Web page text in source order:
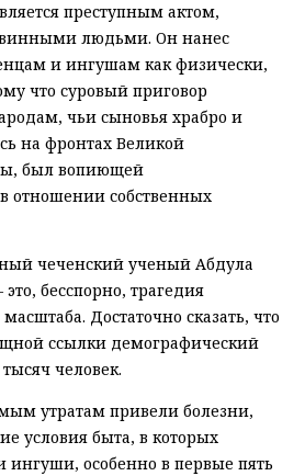
преступным актом,
людьми. Он нанес
и ингушам как физически,
что суровый приговор
чьи сыновья храбро и
на фронтах Великой
был вопиющей
отношении собственных
чеченский ученый Абдула
бесспорно, трагедия
Достаточно сказать, что
ссылки демографический
человек.
утратам привели болезни,
условия быта, в которых
ингуши, особенно в первые пять